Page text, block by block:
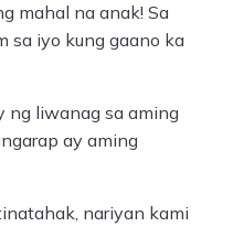
mahal na anak! Sa
sa iyo kung gaano ka
ng liwanag sa aming
ay aming
nariyan kami